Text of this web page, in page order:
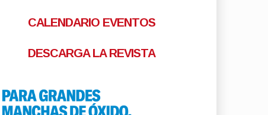
CALENDARIO EVENTOS
DESCARGA LA REVISTA